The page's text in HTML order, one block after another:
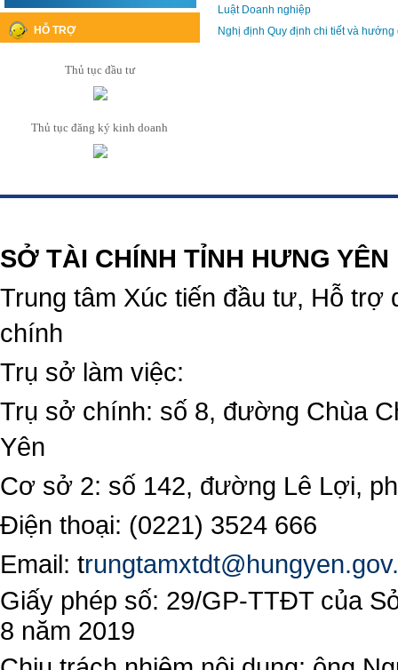
HỖ TRỢ
Thủ tục đầu tư
Thủ tục đăng ký kinh doanh
Luật Doanh nghiệp
Nghị định Quy định chi tiết và
SỞ TÀI CHÍNH TỈNH HƯNG YÊN
Trung tâm Xúc tiến đầu tư, Hỗ trợ
chính
Trụ sở làm việc:
Trụ sở chính: số 8, đường Chùa
Yên
Cơ sở 2: số 142, đường Lê Lợi,
Điện thoại: (0221) 3524 666
Email: t
Giấy phép số: 29/GP-TTĐT của
8 năm 2019